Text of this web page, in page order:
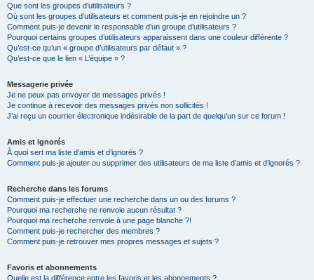
Que sont les groupes d’utilisateurs ?
Où sont les groupes d’utilisateurs et comment puis-je en rejoindre un ?
Comment puis-je devenir le responsable d’un groupe d’utilisateurs ?
Pourquoi certains groupes d’utilisateurs apparaissent dans une couleur différente ?
Qu’est-ce qu’un « groupe d’utilisateurs par défaut » ?
Qu’est-ce que le lien « L’équipe » ?
Messagerie privée
Je ne peux pas envoyer de messages privés !
Je continue à recevoir des messages privés non sollicités !
J’ai reçu un courrier électronique indésirable de la part de quelqu’un sur ce forum !
Amis et ignorés
À quoi sert ma liste d’amis et d’ignorés ?
Comment puis-je ajouter ou supprimer des utilisateurs de ma liste d’amis et d’ignorés ?
Recherche dans les forums
Comment puis-je effectuer une recherche dans un ou des forums ?
Pourquoi ma recherche ne renvoie aucun résultat ?
Pourquoi ma recherche renvoie à une page blanche ?!
Comment puis-je rechercher des membres ?
Comment puis-je retrouver mes propres messages et sujets ?
Favoris et abonnements
Quelle est la différence entre les favoris et les abonnements ?